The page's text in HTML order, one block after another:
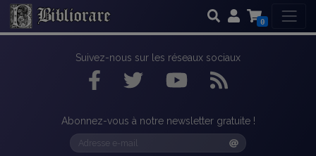
0
Suivez-nous sur les réseaux sociaux
Abonnez-vous à notre newsletter gratuite !